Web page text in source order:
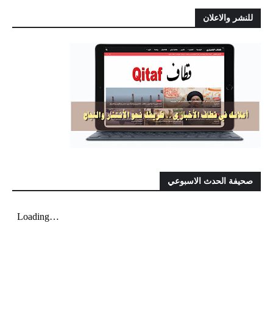
للنشر والاعلان
صحيفة الحدث الاسبوعي